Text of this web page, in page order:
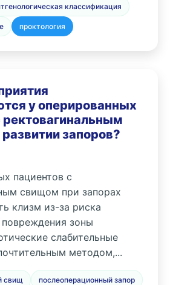
классификация
проктология
у оперированных
ректовагинальным
запоров?
пациентов с
свищом при запорах
клизм из-за риска
зоны
слабительные
методом,...
свищ послеоперационный запор